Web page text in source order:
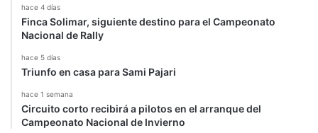
hace 4 días
Finca Solimar, siguiente destino para el Campeonato
Nacional de Rally
hace 5 días
Triunfo en casa para Sami Pajari
hace 1 semana
Circuito corto recibirá a pilotos en el arranque del
Campeonato Nacional de Invierno